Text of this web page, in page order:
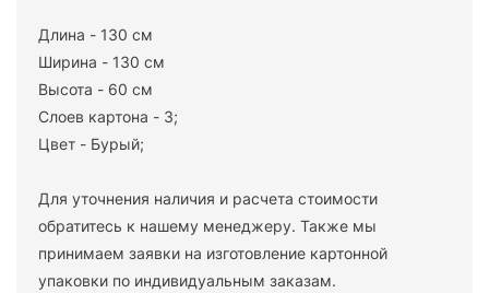
Длина - 130 см
Ширина - 130 см
Высота - 60 см
Слоев картона - 3;
Цвет - Бурый;
Для уточнения наличия и расчета стоимости
обратитесь к нашему менеджеру. Также мы
принимаем заявки на изготовление картонной
упаковки по индивидуальным заказам.